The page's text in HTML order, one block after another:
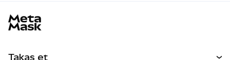
Takas et